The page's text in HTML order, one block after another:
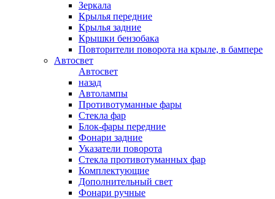
Зеркала
Крылья передние
Крылья задние
Крышки бензобака
Повторители поворота на крыле, в бампере
Автосвет
Автосвет
назад
Автолампы
Противотуманные фары
Стекла фар
Блок-фары передние
Фонари задние
Указатели поворота
Стекла противотуманных фар
Комплектующие
Дополнительный свет
Фонари ручные